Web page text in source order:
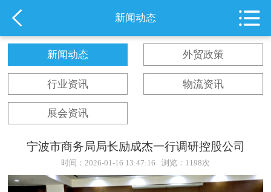
新闻动态
新闻动态 外贸政策
行业资讯 物流资讯
展会资讯
宁波市商务局局长励成杰一行调研控股公司
时间：2026-01-16 13:47:16 浏览：1198次